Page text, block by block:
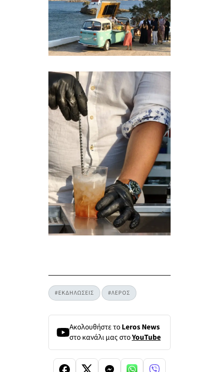
#ΕΚΔΗΛΩΣΕΙΣ #ΛΕΡΟΣ
Ακολουθήστε τοLeros News
στο κανάλι μας στοYouTube